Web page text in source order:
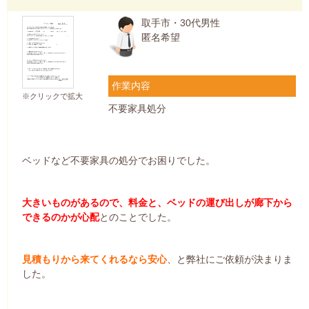
※クリックで拡大
取手市・30代男性
匿名希望
作業内容
不要家具処分
ベッドなど不要家具の処分でお困りでした。
大きいものがあるので、料金と、ベッドの運び出しが廊下から
できるのかが心配とのことでした。
見積もりから来てくれるなら安心、と弊社にご依頼が決まりま
した。